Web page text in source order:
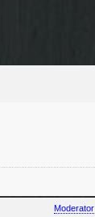
Moderator